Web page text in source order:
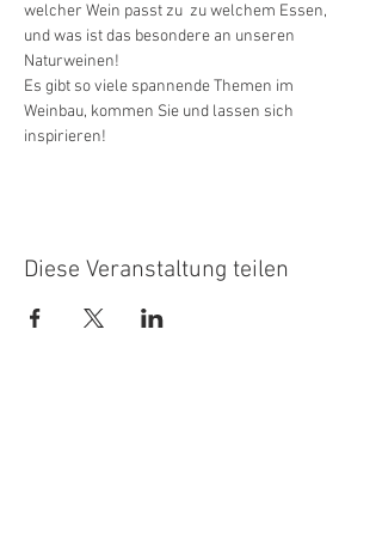
welcher Wein passt zu  zu welchem Essen,
und was ist das besondere an unseren
Naturweinen!
Es gibt so viele spannende Themen im
Weinbau, kommen Sie und lassen sich
inspirieren!
Diese Veranstaltung teilen